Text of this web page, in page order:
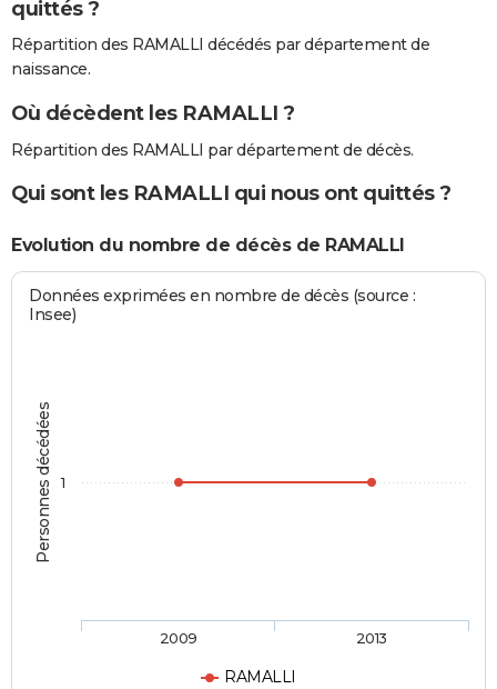
quittés ?
Répartition des RAMALLI décédés par département de
naissance.
Où décèdent les RAMALLI ?
Répartition des RAMALLI par département de décès.
Qui sont les RAMALLI qui nous ont quittés ?
Evolution du nombre de décès de RAMALLI
Personnes décédées
Données exprimées en nombre de décès (source :
Insee)
RAMALLI
2009 2013
1